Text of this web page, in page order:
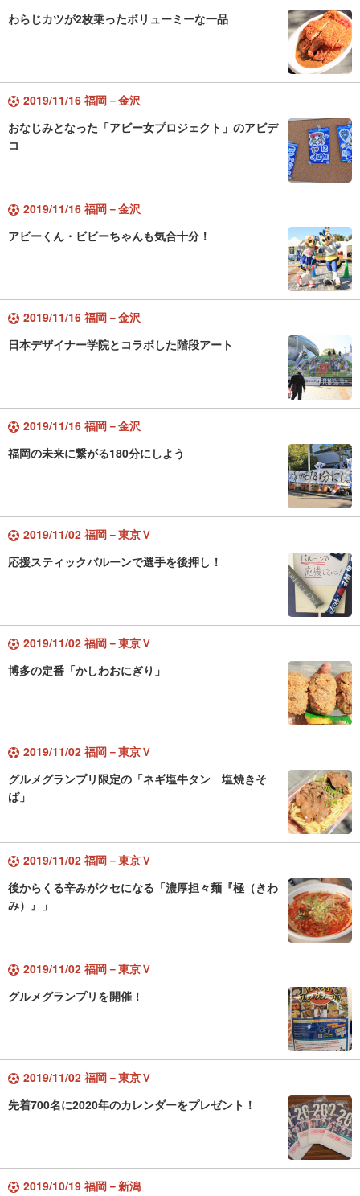
わらじカツが2枚乗ったボリューミーな一品
2019/11/16 福岡－金沢
おなじみとなった「アビー女プロジェクト」のアビデ
コ
2019/11/16 福岡－金沢
アビーくん・ビビーちゃんも気合十分！
2019/11/16 福岡－金沢
日本デザイナー学院とコラボした階段アート
2019/11/16 福岡－金沢
福岡の未来に繋がる180分にしよう
2019/11/02 福岡－東京Ｖ
応援スティックバルーンで選手を後押し！
2019/11/02 福岡－東京Ｖ
博多の定番「かしわおにぎり」
2019/11/02 福岡－東京Ｖ
グルメグランプリ限定の「ネギ塩牛タン 塩焼きそ
ば」
2019/11/02 福岡－東京Ｖ
後からくる辛みがクセになる「濃厚担々麺『極（きわ
み）』」
2019/11/02 福岡－東京Ｖ
グルメグランプリを開催！
2019/11/02 福岡－東京Ｖ
先着700名に2020年のカレンダーをプレゼント！
2019/10/19 福岡－新潟